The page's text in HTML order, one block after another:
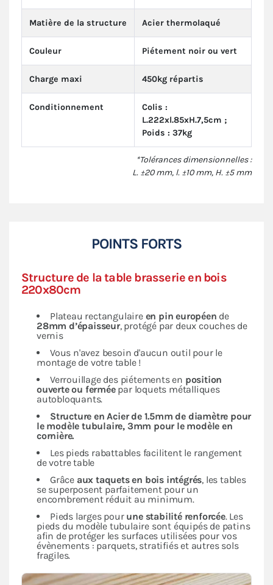
Matière de la structure Acier thermolaqué
Couleur Piétement noir ou vert
Charge maxi 450kg répartis
Conditionnement
Colis :
L.222xl.85xH.7,5cm ;
Poids : 37kg
*Tolérances dimensionnelles :
L. ±20 mm, l. ±10 mm, H. ±5 mm
POINTS FORTS
Structure de la table brasserie en bois
220x80cm
Plateau rectangulaire en pin européen de
28mm d’épaisseur, protégé par deux couches de
vernis
Vous n'avez besoin d'aucun outil pour le
montage de votre table !
Verrouillage des piétements en position
ouverte ou fermée par loquets métalliques
autobloquants.
Structure en Acier de 1.5mm de diamètre pour
le modèle tubulaire, 3mm pour le modèle en
cornière.
Les pieds rabattables facilitent le rangement
de votre table
Grâce aux taquets en bois intégrés, les tables
se superposent parfaitement pour un
encombrement réduit au minimum.
Pieds larges pour une stabilité renforcée. Les
pieds du modèle tubulaire sont équipés de patins
afin de protéger les surfaces utilisées pour vos
évènements : parquets, stratifiés et autres sols
fragiles.